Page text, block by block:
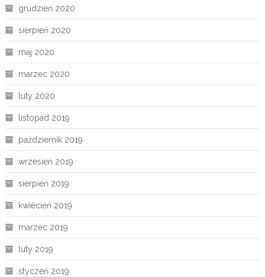
grudzień 2020
sierpień 2020
maj 2020
marzec 2020
luty 2020
listopad 2019
październik 2019
wrzesień 2019
sierpień 2019
kwiecień 2019
marzec 2019
luty 2019
styczeń 2019